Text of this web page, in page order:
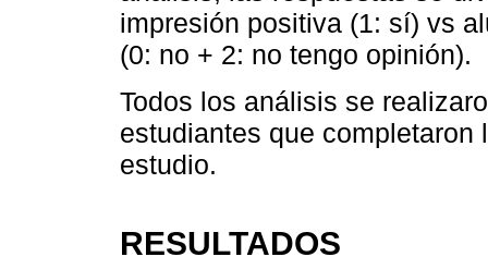
impresión positiva (1: sí) vs
(0: no + 2: no tengo opinión).
Todos los análisis se
estudiantes que
estudio.
RESULTADOS